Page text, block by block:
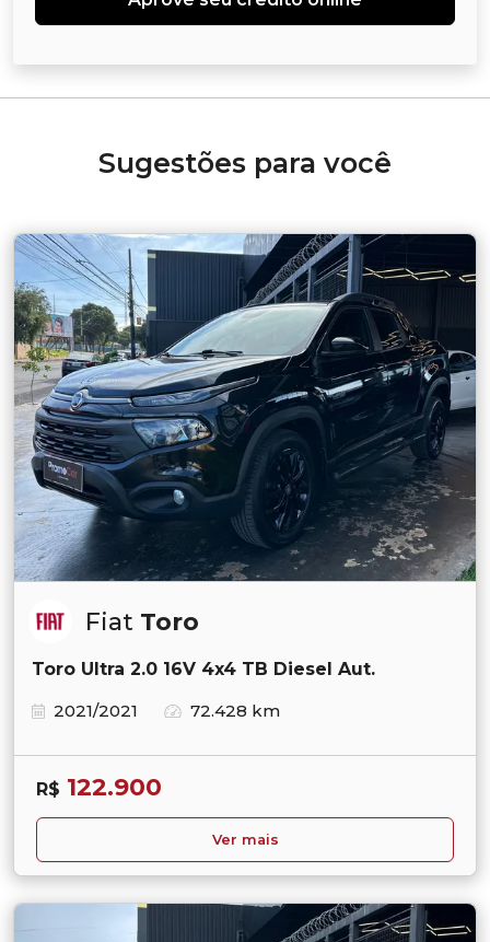
Sugestões para você
Fiat Toro
Toro Ultra 2.0 16V 4x4 TB Diesel Aut.
2021/2021
72.428 km
R$ 122.900
Ver mais